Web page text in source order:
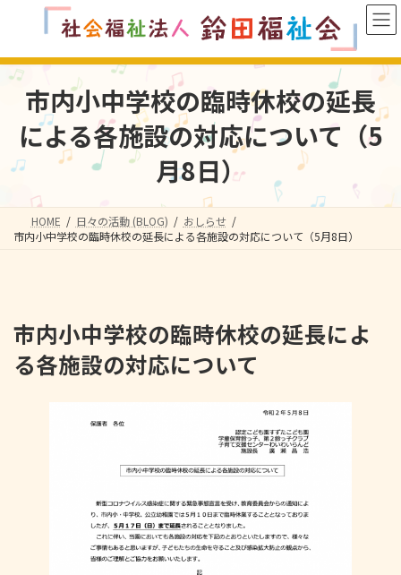
ン
ツ
プ
ー
シ
動
市内小中学校の臨時休校の延長
による各施設の対応について（5
月8日）
HOME 日々の活動 (BLOG)
おしらせ
市内小中学校の臨時休校の延長による各施設の対応について（5月8日）
市内小中学校の臨時休校の延長によ
る各施設の対応について